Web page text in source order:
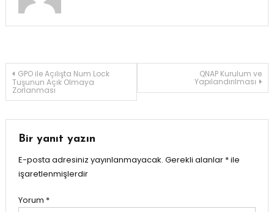
Yazı
gezinmesi
GPO ile Açılışta Num Lock
Tuşunun Açık Olmaya
Zorlanması
QNAP Kurulum ve
Yapılandırılması
Bir yanıt yazın
E-posta adresiniz yayınlanmayacak. Gerekli alanlar *ile
işaretlenmişlerdir
Yorum *